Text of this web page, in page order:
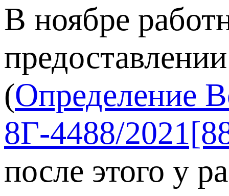
В ноябре
(Определение
8Г-4488/
после этого у